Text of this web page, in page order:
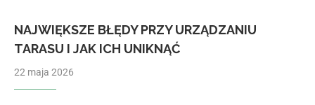
NAJWIĘKSZE BŁĘDY PRZY URZĄDZANIU
TARASU I JAK ICH UNIKNĄĆ
22 maja 2026